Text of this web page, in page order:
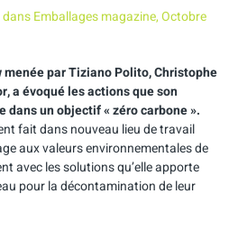
Emballages magazine, Octobre
par Tiziano Polito, Christophe
a évoqué les actions que son
dans un objectif « zéro carbone ».
fait dans nouveau lieu de travail
aux valeurs environnementales de
avec les solutions qu’elle apporte
pour la décontamination de leur